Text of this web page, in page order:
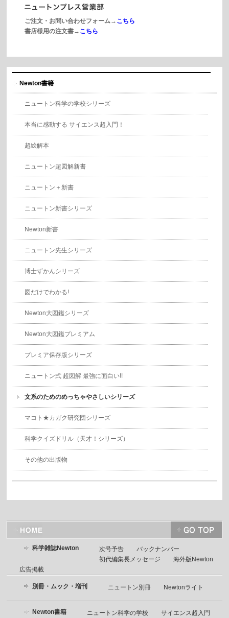
ご注文・お問い合わせフォーム→ こちら
書店様用の注文書→ こちら
Newton書籍
ニュートン科学の学校シリーズ
本当に感動する サイエンス超入門！
超絵解本
ニュートン超図解新書
ニュートン＋新書
ニュートン新書シリーズ
Newton新書
ニュートン先生シリーズ
博士ずかんシリーズ
図だけでわかる!
Newton大図鑑シリーズ
Newton大図鑑プレミアム
プレミア保存版シリーズ
ニュートン式 超図解 最強に面白い!!
文系のためのめっちゃやさしいシリーズ
マコト★カガク研究団シリーズ
科学クイズドリル（天才！シリーズ）
その他の出版物
科学雑誌Newton 次号予告
バックナンバー
初代編集長メッセージ
海外版Newton
広告掲載
別冊・ムック・増刊 ニュートン別冊 Newtonライト
Newton書籍 ニュートン科学の学校 サイエンス超入門